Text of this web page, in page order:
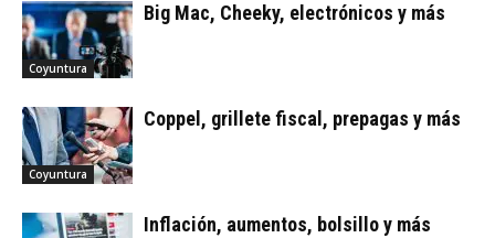
Coyuntura
Big Mac, Cheeky, electrónicos y más
Coyuntura
Coppel, grillete fiscal, prepagas y más
Inflación, aumentos, bolsillo y más